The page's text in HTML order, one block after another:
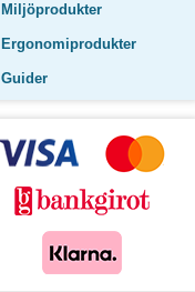
Miljöprodukter
Ergonomiprodukter
Guider